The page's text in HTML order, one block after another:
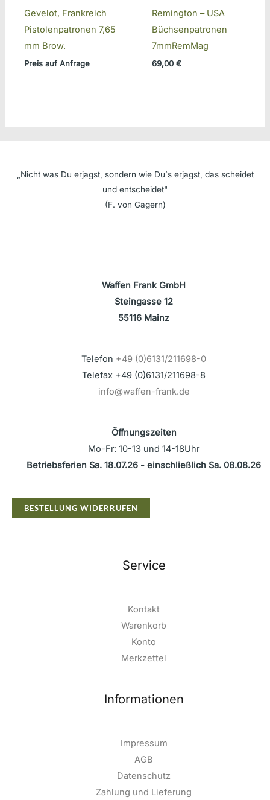
Gevelot, Frankreich
Pistolenpatronen 7,65
mm Brow.
Preis auf Anfrage
Remington – USA
Büchsenpatronen
7mmRemMag
69,00 €
„Nicht was Du erjagst, sondern wie Du`s erjagst, das scheidet
und entscheidet"
(F. von Gagern)
Waffen Frank GmbH
Steingasse 12
55116 Mainz
Telefon +49 (0)6131/211698-0
Telefax +49 (0)6131/211698-8
info@waffen-frank.de
Öffnungszeiten
Mo-Fr: 10-13 und 14-18Uhr
Betriebsferien Sa. 18.07.26 - einschließlich Sa. 08.08.26
BESTELLUNG WIDERRUFEN
Service
Kontakt
Warenkorb
Konto
Merkzettel
Informationen
Impressum
AGB
Datenschutz
Zahlung und Lieferung